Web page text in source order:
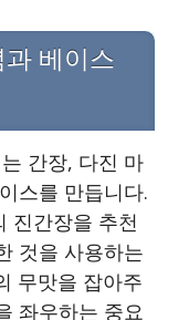
베이스
간장, 다진 마
스를 만듭니다.
진간장을 추천
것을 사용하는
무맛을 잡아주
좌우하는 중요